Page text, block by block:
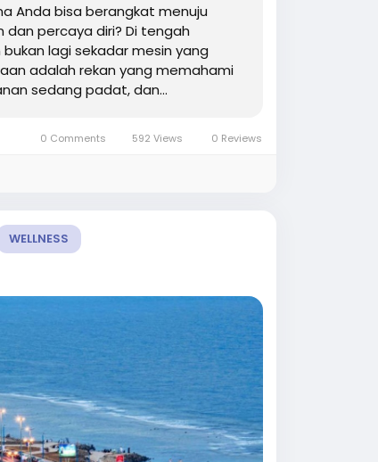
Anda bisa berangkat menuju
percaya diri? Di tengah
lagi sekadar mesin yang
adalah rekan yang memahami
sedang padat, dan...
0 Comments 592 Views 0 Reviews
WELLNESS